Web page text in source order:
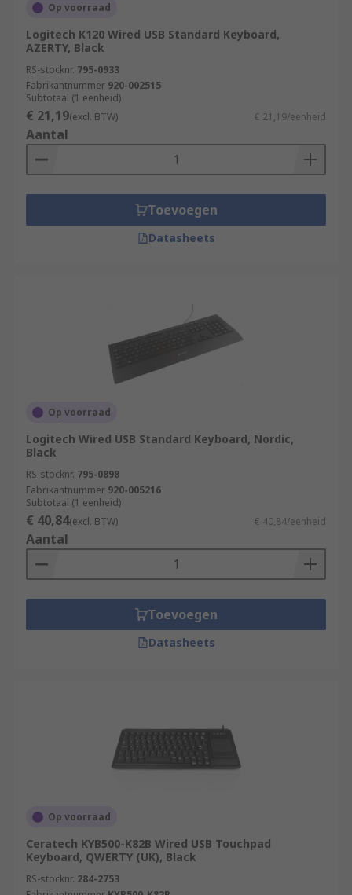
Op voorraad
Logitech K120 Wired USB Standard Keyboard,
AZERTY, Black
RS-stocknr. 795-0933
Fabrikantnummer 920-002515
Subtotaal (1 eenheid)
€ 21,19(excl. BTW) € 21,19/eenheid
Aantal
Toevoegen
Datasheets
Op voorraad
Logitech Wired USB Standard Keyboard, Nordic,
Black
RS-stocknr. 795-0898
Fabrikantnummer 920-005216
Subtotaal (1 eenheid)
€ 40,84(excl. BTW) € 40,84/eenheid
Aantal
Toevoegen
Datasheets
Op voorraad
Ceratech KYB500-K82B Wired USB Touchpad
Keyboard, QWERTY (UK), Black
RS-stocknr. 284-2753